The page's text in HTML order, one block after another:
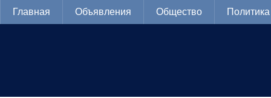
Главная Объявления Общество Политика